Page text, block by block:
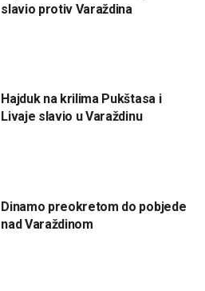
slavio protiv Varaždina
Hajduk na krilima Pukštasa i
Livaje slavio u Varaždinu
Dinamo preokretom do pobjede
nad Varaždinom